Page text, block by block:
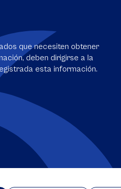
que necesiten obtener
deben dirigirse a la
esta información.